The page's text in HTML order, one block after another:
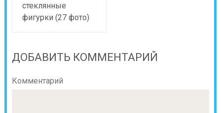
стеклянные
фигурки (27 фото)
ДОБАВИТЬ КОММЕНТАРИЙ
Комментарий